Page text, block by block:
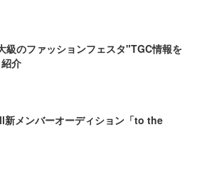
級のファッションフェスタ"TGC情報を
介
メンバーオーディション「to the